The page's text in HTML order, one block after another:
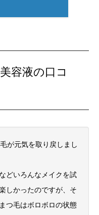
容液の口コ
が元気を取り戻しまし
どいろんなメイクを試
しかったのですが、そ
つ毛はボロボロの状態